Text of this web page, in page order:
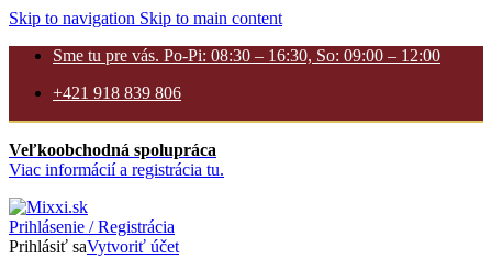
Skip to navigation Skip to main content
Sme tu pre vás. Po-Pi: 08:30 – 16:30, So: 09:00 – 12:00
+421 918 839 806
Veľkoobchodná spolupráca
Viac informácií a registrácia tu.
Prihlásenie / Registrácia
Prihlásiť saVytvoriť účet